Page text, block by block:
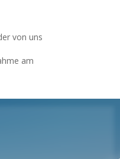
von uns
am